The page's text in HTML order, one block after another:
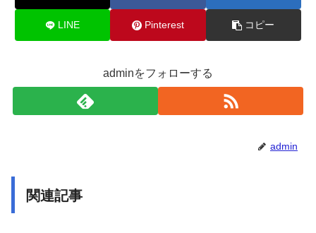
LINE Pinterest コピー
adminをフォローする
admin
関連記事